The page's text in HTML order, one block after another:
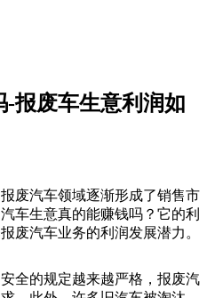
报废车生意利润如
废汽车领域逐渐形成了销售市
车生意真的能赚钱吗？它的利
废汽车业务的利润发展潜力。
全的规定越来越严格，报废汽